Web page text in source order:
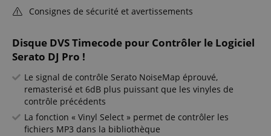
Disque DVS Timecode pour Contrôler le Logiciel
Serato DJ Pro !
Le signal de contrôle Serato NoiseMap éprouvé,
remasterisé et 6dB plus puissant que les vinyles de
contrôle précédents
La fonction « Vinyl Select » permet de contrôler les
fichiers MP3 dans la bibliothèque
Consignes de sécurité et avertissements